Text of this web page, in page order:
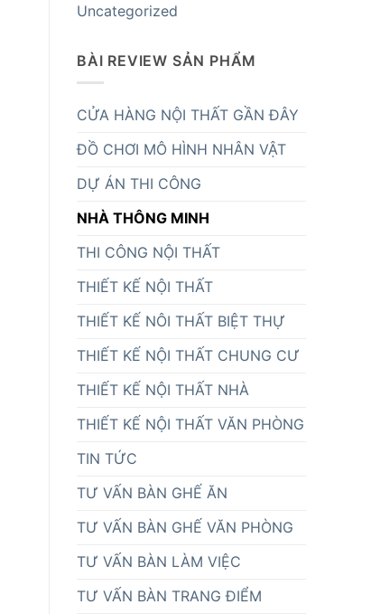
Uncategorized
BÀI REVIEW SẢN PHẨM
CỬA HÀNG NỘI THẤT GẦN ĐÂY
ĐỒ CHƠI MÔ HÌNH NHÂN VẬT
DỰ ÁN THI CÔNG
NHÀ THÔNG MINH
THI CÔNG NỘI THẤT
THIẾT KẾ NỘI THẤT
THIẾT KẾ NÔI THẤT BIỆT THỰ
THIẾT KẾ NỘI THẤT CHUNG CƯ
THIẾT KẾ NỘI THẤT NHÀ
THIẾT KẾ NỘI THẤT VĂN PHÒNG
TIN TỨC
TƯ VẤN BÀN GHẾ ĂN
TƯ VẤN BÀN GHẾ VĂN PHÒNG
TƯ VẤN BÀN LÀM VIỆC
TƯ VẤN BÀN TRANG ĐIỂM